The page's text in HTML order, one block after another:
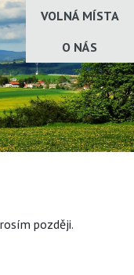
VOLNÁ MÍSTA
O NÁS
později.